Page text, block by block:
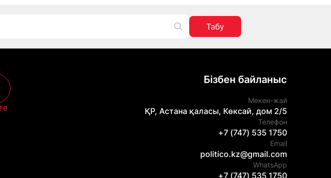
Табу
Бізбен байланыс
Мекен-жай
ҚР, Астана қаласы, Көксай, дом 2/5
Телефон
+7 (747) 535 1750
Email
politico.kz@gmail.com
WhatsApp
+7 (747) 535 1750